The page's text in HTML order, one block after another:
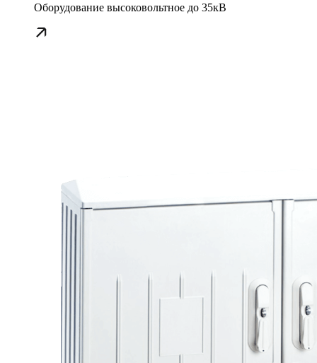
Оборудование высоковольтное до 35кВ